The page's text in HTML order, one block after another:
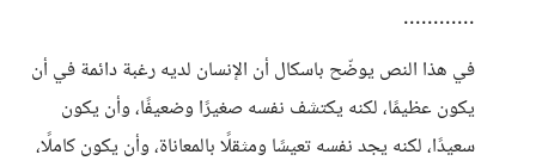
............
في هذا النص يوضّح باسكال أن الإنسان لديه رغبة دائمة في أن
يكون عظيمًا، لكنه يكتشف نفسه صغيرًا وضعيفًا، وأن يكون
سعيدًا، لكنه يجد نفسه تعيسًا ومثقلًا بالمعاناة، وأن يكون كاملًا،